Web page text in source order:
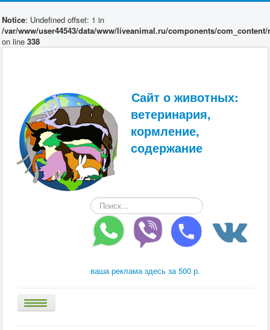
Notice: Undefined offset: 1 in
/var/www/user44543/data/www/liveanimal.ru/components/
on line 338
Сайт о животных:
ветеринария,
кормление,
содержание
Искать...
ваша реклама здесь за 500 р.